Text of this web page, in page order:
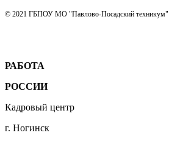
© 2021 ГБПОУ МО "Павлово-Посадский техникум"
РАБОТА
РОССИИ
Кадровый центр
г. Ногинск